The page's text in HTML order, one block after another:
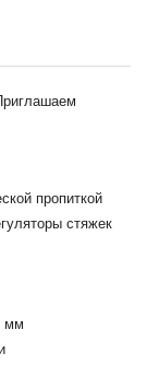
пропиткой
стяжек
мм